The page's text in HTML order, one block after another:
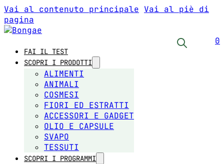
Vai al contenuto principale Vai al piè di
pagina
FAI IL TEST
SCOPRI I PRODOTTI
ALIMENTI
ANIMALI
COSMESI
FIORI ED ESTRATTI
ACCESSORI E GADGET
OLIO E CAPSULE
SVAPO
TESSUTI
SCOPRI I PROGRAMMI
0